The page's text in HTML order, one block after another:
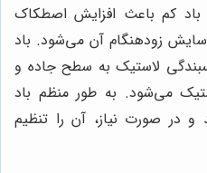
کم باعث افزایش اصطکاک
زودهنگام آن می‌شود. باد
لاستیک به سطح جاده و
می‌شود. به طور منظم باد
و در صورت نیاز، آن را تنظیم